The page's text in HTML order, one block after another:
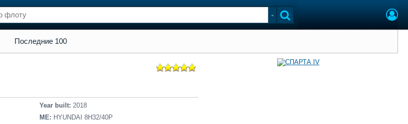
Флот
Все службы
Последние 100
Year built: 2018
ME: HYUNDAI 8H32/40P